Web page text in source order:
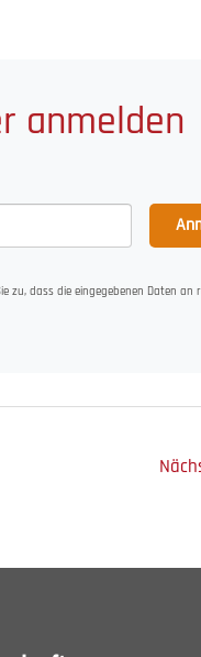
anmelden
zu, dass die eingegebenen Daten an